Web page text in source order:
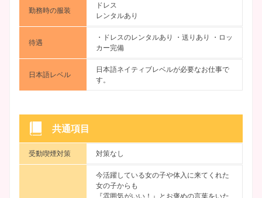
勤務時の服装
ドレス
レンタルあり
待遇
・ドレスのレンタルあり ・送りあり ・ロッ
カー完備
日本語レベル
日本語ネイティブレベルが必要なお仕事で
す。
共通項目
受動喫煙対策 対策なし
今活躍している女の子や体入に来てくれた
女の子からも
『雰囲気がいい！』とお褒めの言葉をいた